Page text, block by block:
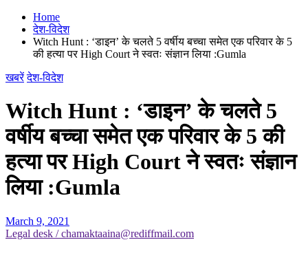
Home
देश-विदेश
Witch Hunt : ‘डाइन’ के चलते 5 वर्षीय बच्चा समेत एक परिवार के 5
की हत्या पर High Court ने स्वतः संज्ञान लिया :Gumla
खबरें देश-विदेश
Witch Hunt : ‘डाइन’ के चलते 5
वर्षीय बच्चा समेत एक परिवार के 5 की
हत्या पर High Court ने स्वतः संज्ञान
लिया :Gumla
March 9, 2021
Legal desk / chamaktaaina@rediffmail.com